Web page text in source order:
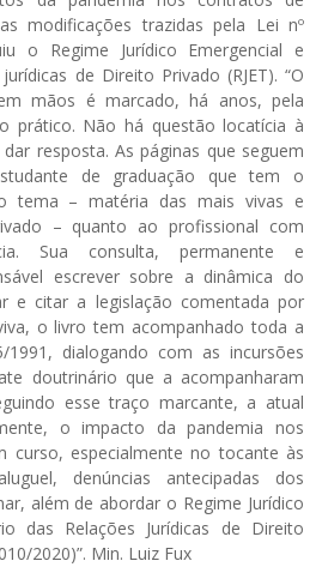
modificações trazidas pela Lei nº
o Regime Jurídico Emergencial e
de Direito Privado (RJET). “O
mãos é marcado, há anos, pela
prático. Não há questão locatícia à
resposta. As páginas que seguem
de graduação que tem o
tema – matéria das mais vivas e
– quanto ao profissional com
Sua consulta, permanente e
escrever sobre a dinâmica do
e citar a legislação comentada por
o livro tem acompanhado toda a
1991, dialogando com as incursões
doutrinário que a acompanharam
esse traço marcante, a atual
o impacto da pandemia nos
curso, especialmente no tocante às
denúncias antecipadas dos
além de abordar o Regime Jurídico
das Relações Jurídicas de Direito
2020)”. Min. Luiz Fux